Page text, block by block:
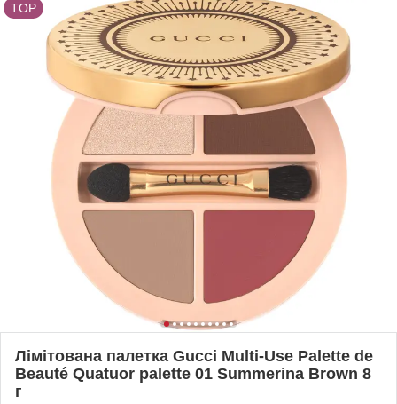
TOP
Лімітована палетка Gucci Multi-Use Palette de
Beauté Quatuor palette 01 Summerina Brown 8
г